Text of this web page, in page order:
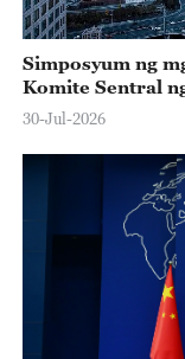
Simposyum ng
Komite Sentral
30-Jul-2026